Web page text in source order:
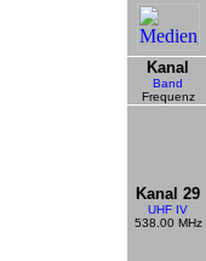
Kanal
Band
Frequenz
Kanal 29
UHF IV
538.00 MHz